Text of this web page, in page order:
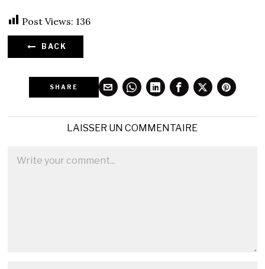
Post Views: 136
BACK
SHARE
LAISSER UN COMMENTAIRE